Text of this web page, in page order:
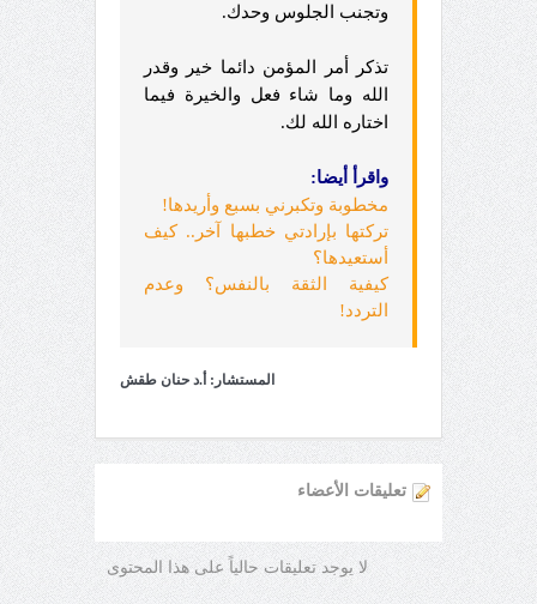
وتجنب الجلوس وحدك.
تذكر أمر المؤمن دائما خير وقدر
الله وما شاء فعل والخيرة فيما
اختاره الله لك.
واقرأ أيضا:
مخطوبة وتكبرني بسبع وأريدها!
تركتها بإرادتي خطبها آخر.. كيف
أستعيدها؟
كيفية الثقة بالنفس؟ وعدم
التردد!
المستشار: أ.د حنان طقش
تعليقات الأعضاء
لا يوجد تعليقات حالياً على هذا المحتوى